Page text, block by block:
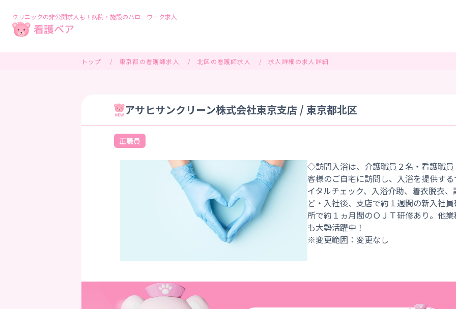
クリニックの非公開求人も！病院・施設のハローワーク求人
トップ 東京都の看護師求人 北区の看護師求人 求人詳細の求人詳細
アサヒサンクリーン株式会社東京支店 / 東京都北区
正職員
◇訪問入浴は、介護職員２名・看護職
客様のご自宅に訪問し、入浴を提供す
イタルチェック、入浴介助、着衣脱衣
ど・入社後、支店で約１週間の新入社
所で約１ヵ月間のＯＪＴ研修あり。他
も大勢活躍中！